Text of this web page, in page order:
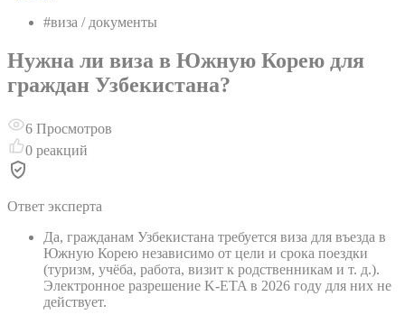
#виза / документы
Нужна ли виза в Южную Корею для
граждан Узбекистана?
6 Просмотров
0 реакций
Ответ эксперта
Да, гражданам Узбекистана требуется виза для въезда в
Южную Корею независимо от цели и срока поездки
(туризм, учёба, работа, визит к родственникам и т. д.).
Электронное разрешение K-ETA в 2026 году для них не
действует.